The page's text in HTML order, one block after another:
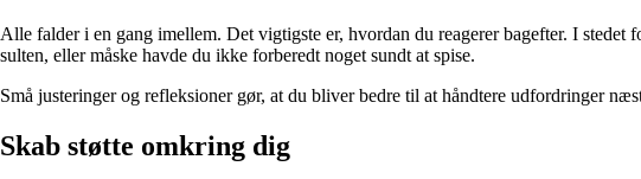
Alle falder i en gang imellem. Det vigtigste er, hvordan du reagerer bagefter. I
sulten, eller måske havde du ikke forberedt noget sundt at spise.
Små justeringer og refleksioner gør, at du bliver bedre til at håndtere udfordringer
Skab støtte omkring dig